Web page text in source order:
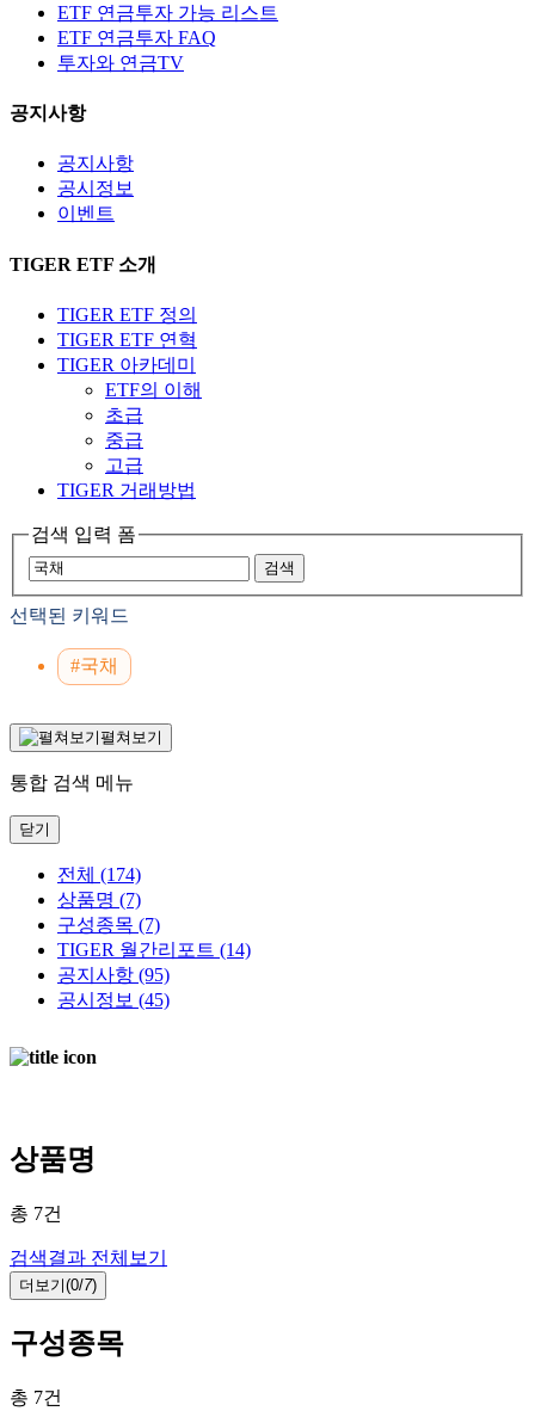
ETF 연금투자 가능 리스트
ETF 연금투자 FAQ
투자와 연금TV
공지사항
공지사항
공시정보
이벤트
TIGER ETF 소개
TIGER ETF 정의
TIGER ETF 연혁
TIGER 아카데미
ETF의 이해
초급
중급
고급
TIGER 거래방법
검색 입력 폼
검색
선택된 키워드
#국채
펼쳐보기
통합 검색 메뉴
닫기
전체 (174)
상품명 (7)
구성종목 (7)
TIGER 월간리포트 (14)
공지사항 (95)
공시정보 (45)
상품명
총 7건
검색결과 전체보기
더보기(0/7)
구성종목
총 7건